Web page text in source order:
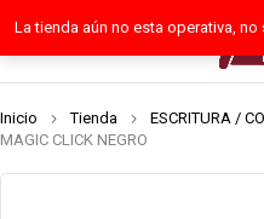
La tienda aún no esta operativa,
Inicio Tienda ESCRITURA /
MAGIC CLICK NEGRO